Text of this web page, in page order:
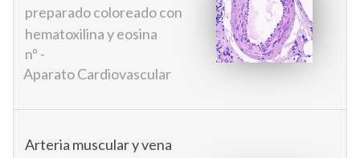
preparado coloreado con
hematoxilina y eosina
nº -
Aparato Cardiovascular
Arteria muscular y vena